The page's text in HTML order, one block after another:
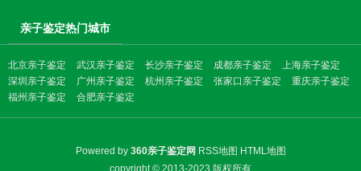
亲子鉴定热门城市
北京亲子鉴定 武汉亲子鉴定 长沙亲子鉴定 成都亲子鉴定
上海亲子鉴定
深圳亲子鉴定
广州亲子鉴定 杭州亲子鉴定 张家口亲子鉴定
重庆亲子鉴定
福州亲子鉴定
合肥亲子鉴定
Powered by 360亲子鉴定网 RSS地图 HTML地图
copyright © 2013-2023 版权所有